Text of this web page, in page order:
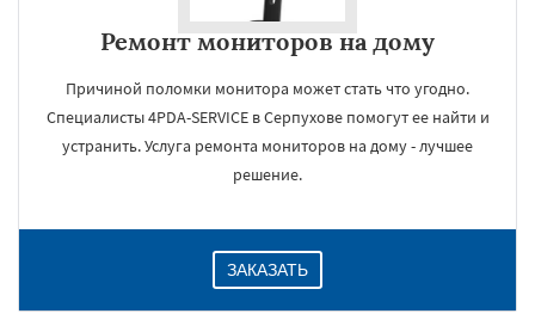
Ремонт мониторов на дому
Причиной поломки монитора может стать что угодно.
Специалисты 4PDA-SERVICE в Серпухове помогут ее найти и
устранить. Услуга ремонта мониторов на дому - лучшее
решение.
ЗАКАЗАТЬ